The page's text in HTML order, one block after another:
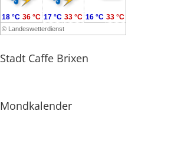
© Landeswetterdienst
18 °C 36 °C 17 °C 33 °C 16 °C 33 °C
Stadt Caffe Brixen
Mondkalender